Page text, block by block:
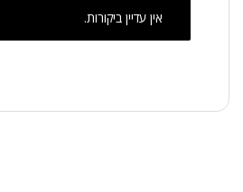
אין עדיין ביקורות.